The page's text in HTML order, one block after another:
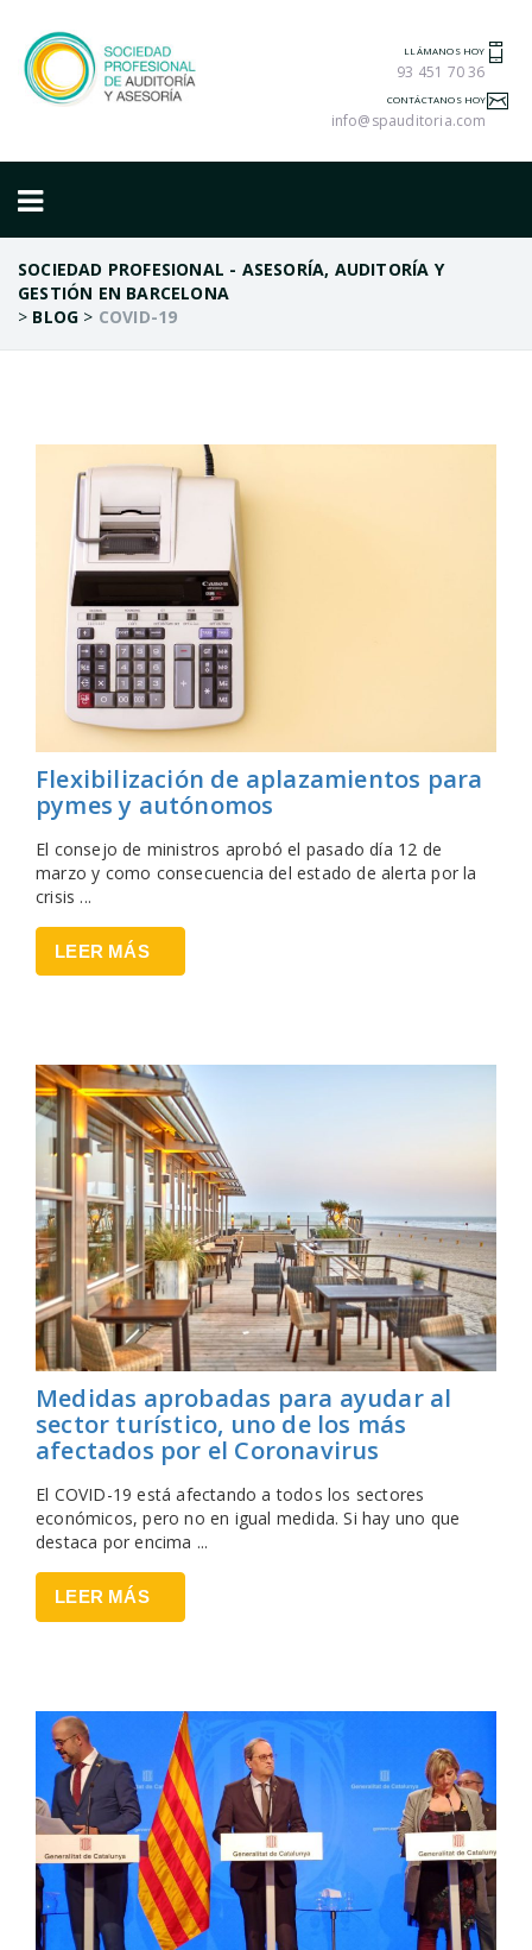
LLÁMANOS HOY
93 451 70 36
CONTÁCTANOS HOY
info@spauditoria.com
SOCIEDAD PROFESIONAL - ASESORÍA, AUDITORÍA Y
GESTIÓN EN BARCELONA
> BLOG > COVID-19
Flexibilización de aplazamientos para
pymes y autónomos
El consejo de ministros aprobó el pasado día 12 de
marzo y como consecuencia del estado de alerta por la
crisis ...
LEER MÁS
Medidas aprobadas para ayudar al
sector turístico, uno de los más
afectados por el Coronavirus
El COVID-19 está afectando a todos los sectores
económicos, pero no en igual medida. Si hay uno que
destaca por encima ...
LEER MÁS